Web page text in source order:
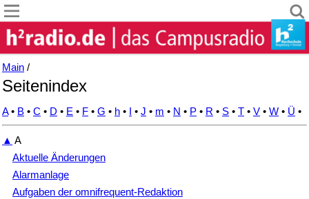
Main /
Seitenindex
A• B • C • D • E • F • G • h • I • J • m • N • P • R • S • T • V • W • Ü •
▲ A
Aktuelle Änderungen
Alarmanlage
Aufgaben der omnifrequent-Redaktion